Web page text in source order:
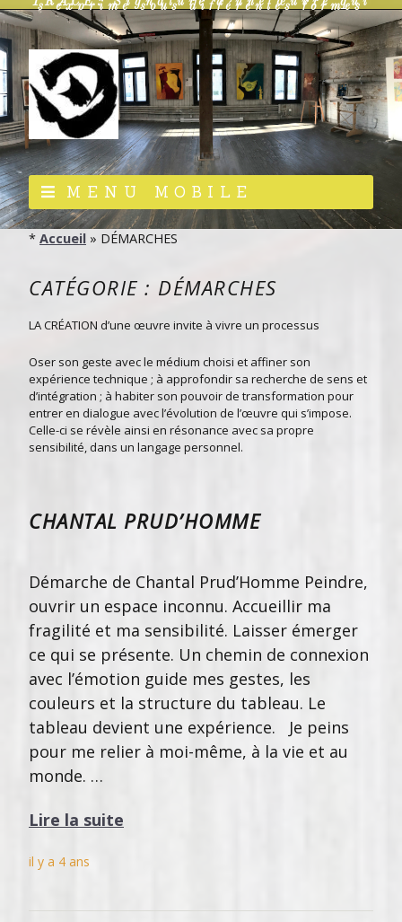
s’exprime sous différentes formes
MENU MOBILE
* Accueil » DÉMARCHES
CATÉGORIE : DÉMARCHES
LA CRÉATION d’une œuvre invite à vivre un processus
Oser son geste avec le médium choisi et affiner son
expérience technique ; à approfondir sa recherche de sens et
d’intégration ; à habiter son pouvoir de transformation pour
entrer en dialogue avec l’évolution de l’œuvre qui s’impose.
Celle-ci se révèle ainsi en résonance avec sa propre
sensibilité, dans un langage personnel.
CHANTAL PRUD’HOMME
Démarche de Chantal Prud’Homme Peindre,
ouvrir un espace inconnu. Accueillir ma
fragilité et ma sensibilité. Laisser émerger
ce qui se présente. Un chemin de connexion
avec l’émotion guide mes gestes, les
couleurs et la structure du tableau. Le
tableau devient une expérience. Je peins
pour me relier à moi-même, à la vie et au
monde. …
Lire la suite
il y a 4 ans